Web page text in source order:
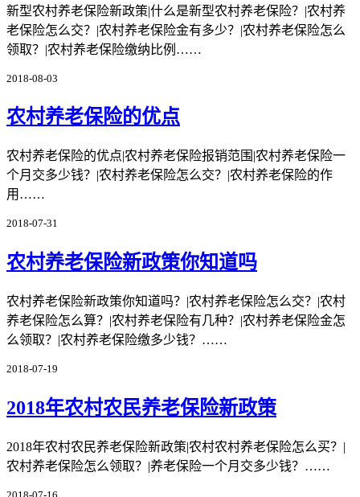
新型农村养老保险新政策|什么是新型农村养老保险？|农村养
老保险怎么交？|农村养老保险金有多少？|农村养老保险怎么
领取？|农村养老保险缴纳比例……
2018-08-03
农村养老保险的优点
农村养老保险的优点|农村养老保险报销范围|农村养老保险一
个月交多少钱？|农村养老保险怎么交？|农村养老保险的作
用……
2018-07-31
农村养老保险新政策你知道吗
农村养老保险新政策你知道吗？|农村养老保险怎么交？|农村
养老保险怎么算？|农村养老保险有几种？|农村养老保险金怎
么领取？|农村养老保险缴多少钱？……
2018-07-19
2018年农村农民养老保险新政策
2018年农村农民养老保险新政策|农村农村养老保险怎么买？|
农村养老保险怎么领取？|养老保险一个月交多少钱？……